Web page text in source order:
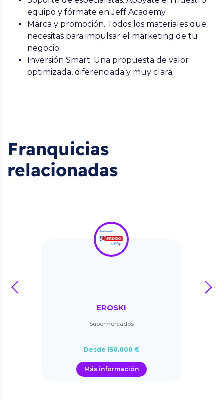
equipo y fórmate en Jeff Academy.
Marca y promoción. Todos los materiales que
necesitas para impulsar el marketing de tu
negocio.
Inversión Smart. Una propuesta de valor
optimizada, diferenciada y muy clara.
Franquicias
relacionadas
EROSKI
Supermercados
Desde 150.000 €
Más información
prev next